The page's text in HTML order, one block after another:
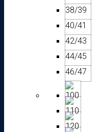
38/39
40/41
42/43
44/45
46/47